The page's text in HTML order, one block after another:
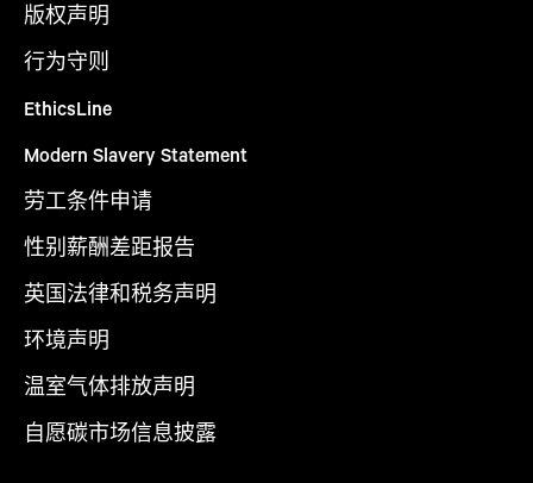
版权声明
行为守则
EthicsLine
Modern Slavery Statement
劳工条件申请
性别薪酬差距报告
英国法律和税务声明
环境声明
温室气体排放声明
自愿碳市场信息披露